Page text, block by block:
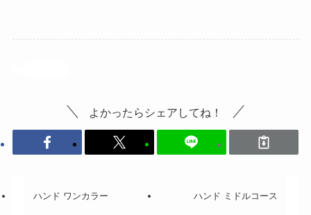
よかったらシェアしてね！
ハンド ワンカラー ハンド ミドルコース